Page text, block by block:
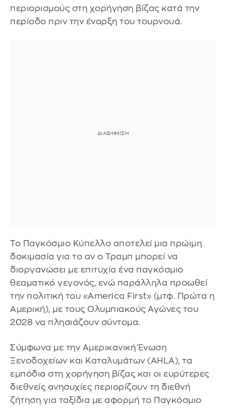
περιορισμούς στη χορήγηση βίζας κατά την
περίοδο πριν την έναρξη του τουρνουά.
Το Παγκόσμιο Κύπελλο αποτελεί μια πρώιμη
δοκιμασία για το αν ο Τραμπ μπορεί να
διοργανώσει με επιτυχία ένα παγκόσμιο
θεαματικό γεγονός, ενώ παράλληλα προωθεί
την πολιτική του «America First» (μτφ. Πρώτα η
Αμερική), με τους Ολυμπιακούς Αγώνες του
2028 να πλησιάζουν σύντομα.
Σύμφωνα με την Αμερικανική Ένωση
Ξενοδοχείων και Καταλυμάτων (AHLA), τα
εμπόδια στη χορήγηση βίζας και οι ευρύτερες
διεθνείς ανησυχίες περιορίζουν τη διεθνή
ζήτηση για ταξίδια με αφορμή το Παγκόσμιο